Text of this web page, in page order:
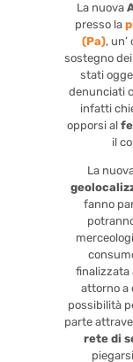
La nuova
presso la
(Pa), un’
sostegno
stati
denunciati
infatti
opporsi al
il
La
fanno
finalizzata
attorno a
possibilità
parte
rete di